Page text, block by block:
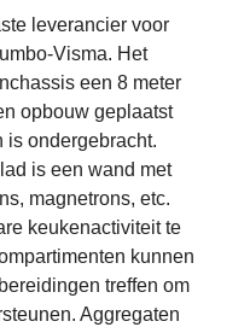
leverancier voor
Visma. Het
een 8 meter
opbouw geplaatst
is ondergebracht.
is een wand met
magnetrons, etc.
keukenactiviteit te
kunnen
treffen om
Aggregaten